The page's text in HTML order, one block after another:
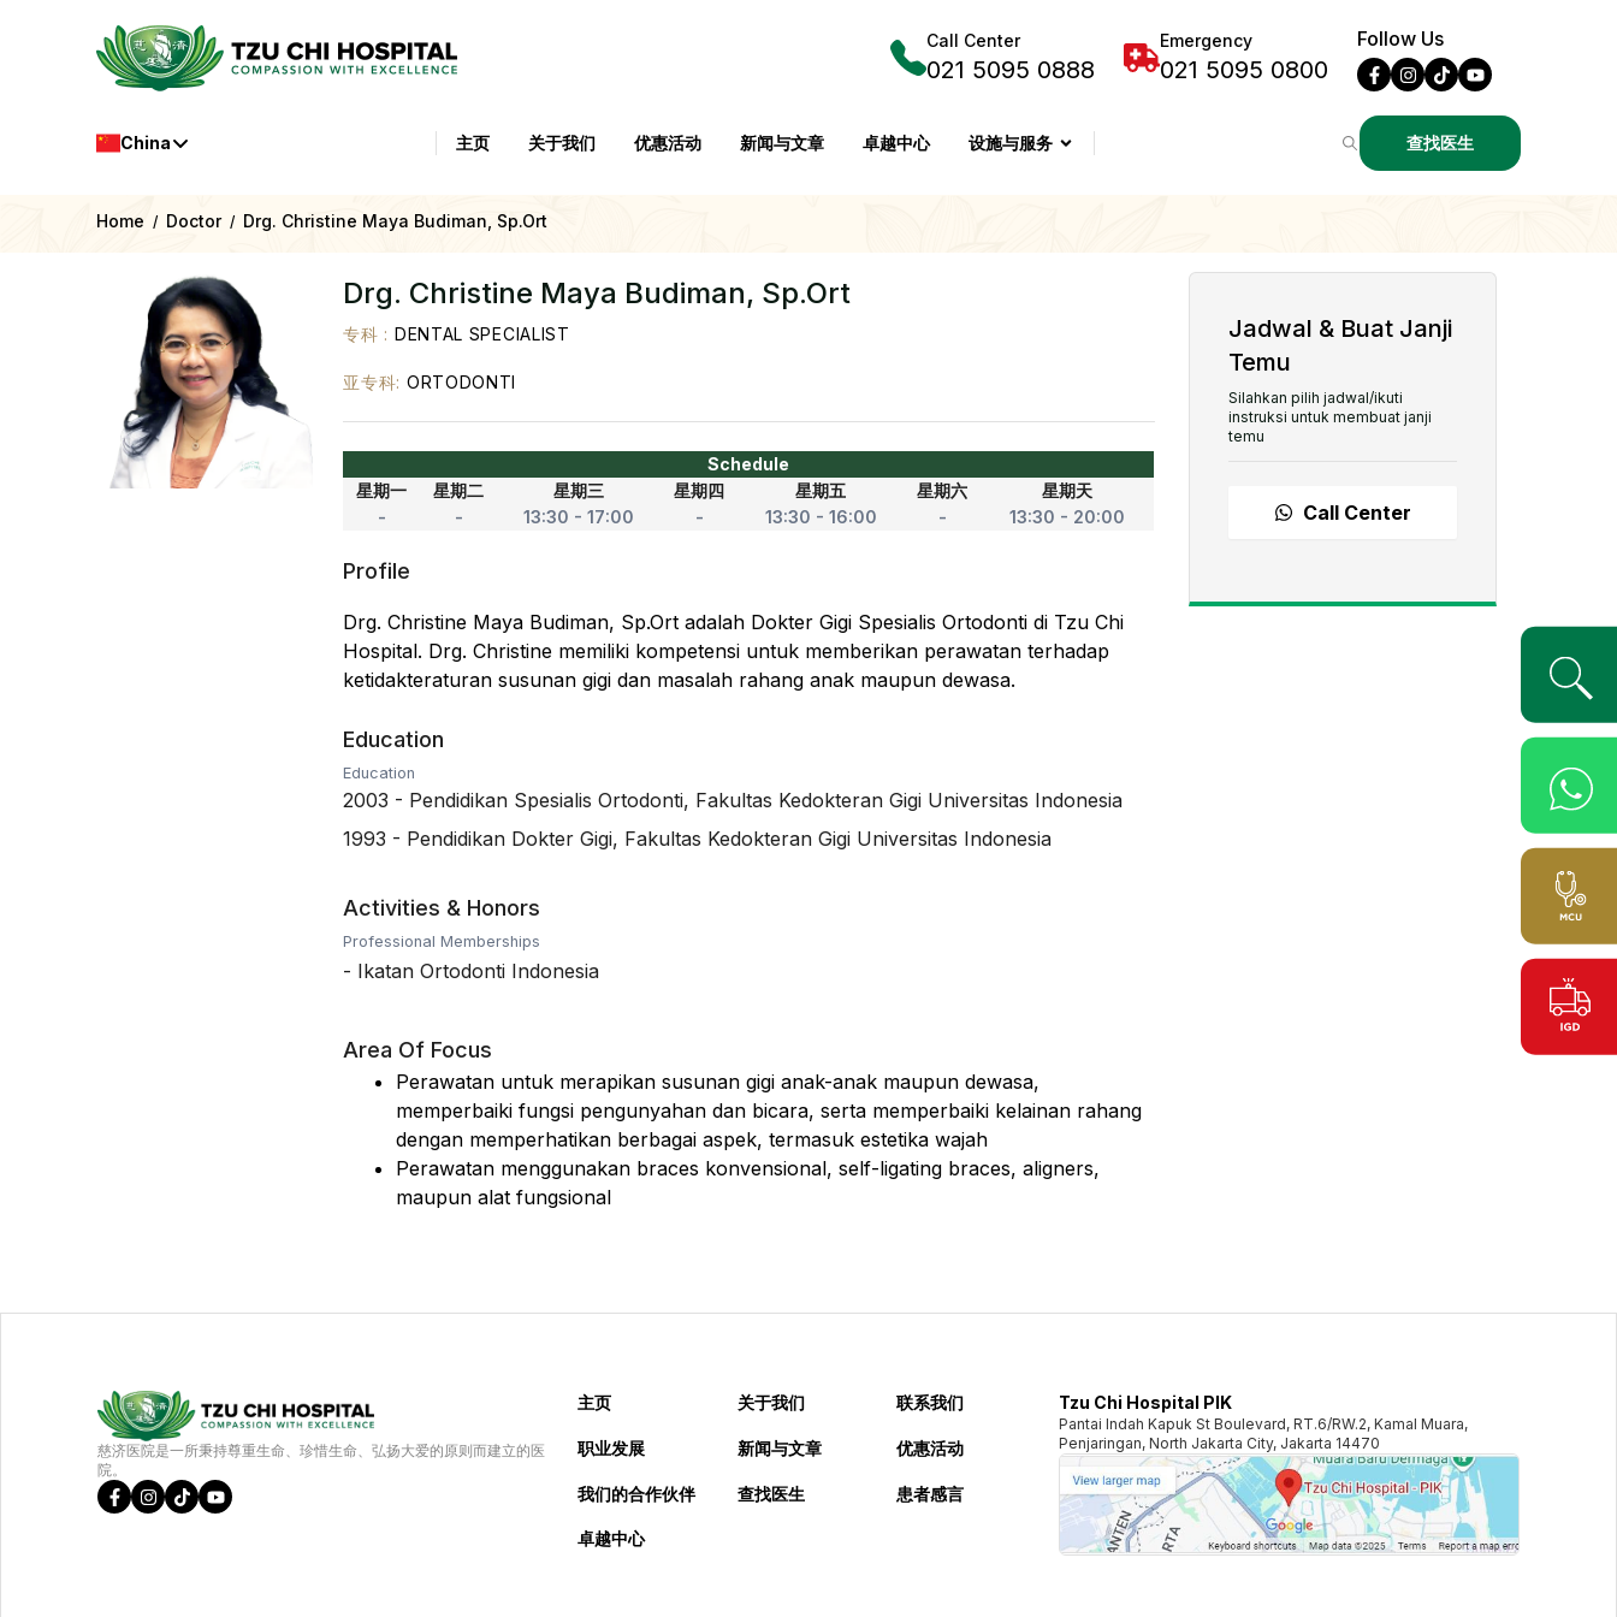
Call Center
021 5095 0888
Emergency
021 5095 0800
Follow Us
China 主页 关于我们 优惠活动 新闻与文章 卓越中心 设施与服务 查找医生
Home / Doctor / Drg. Christine Maya Budiman, Sp.Ort
Drg. Christine Maya Budiman, Sp.Ort
专科 : DENTAL SPECIALIST
亚专科: ORTODONTI
Schedule
星期一
星期二 星期三 星期四 星期五 星期六
星期天
-
- 13:30 - 17:00 - 13:30 - 16:00 - 13:30 - 20:00
Profile
Drg. Christine Maya Budiman, Sp.Ort adalah Dokter Gigi Spesialis Ortodonti di Tzu Chi
Hospital. Drg. Christine memiliki kompetensi untuk memberikan perawatan terhadap
ketidakteraturan susunan gigi dan masalah rahang anak maupun dewasa.
Education
Education
2003 - Pendidikan Spesialis Ortodonti, Fakultas Kedokteran Gigi Universitas Indonesia
1993 - Pendidikan Dokter Gigi, Fakultas Kedokteran Gigi Universitas Indonesia
Activities & Honors
Professional Memberships
- Ikatan Ortodonti Indonesia
Area Of Focus
Perawatan untuk merapikan susunan gigi anak-anak maupun dewasa,
memperbaiki fungsi pengunyahan dan bicara, serta memperbaiki kelainan rahang
dengan memperhatikan berbagai aspek, termasuk estetika wajah
Perawatan menggunakan braces konvensional, self-ligating braces, aligners,
maupun alat fungsional
Jadwal & Buat Janji
Temu
Silahkan pilih jadwal/ikuti
instruksi untuk membuat janji
temu
Call Center
慈济医院是一所秉持尊重生命、珍惜生命、弘扬大爱的原则而建立的医
院。
主页 关于我们 联系我们
职业发展 新闻与文章 优惠活动
我们的合作伙伴 查找医生 患者感言
卓越中心
Tzu Chi Hospital PIK
Pantai Indah Kapuk St Boulevard, RT.6/RW.2, Kamal Muara,
Penjaringan, North Jakarta City, Jakarta 14470